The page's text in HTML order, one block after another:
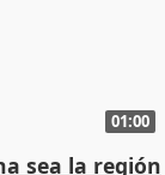
01:00
sea la región